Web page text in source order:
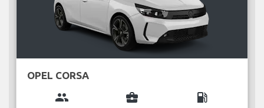
OPEL CORSA
group business_center local_gas_station